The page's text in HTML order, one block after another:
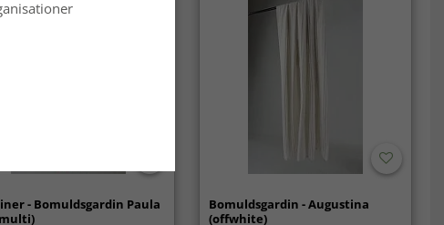
- Bomuldsgardin Paula
Bomuldsgardin - Augustina
(offwhite)